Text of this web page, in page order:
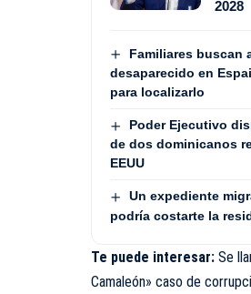
2028
Familiares buscan
desaparecido en
para localizarlo
Poder Ejecutivo
de dos dominicanos
EEUU
Un expediente
podría costarte la
Te puede interesar: Se
Camaleón» caso de